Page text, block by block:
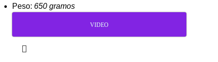
Peso: 650 gramos
VIDEO